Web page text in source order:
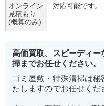
オンライン
見積もり
(概算のみ)
対応可能です。
高価買取、スピーディ
掃までお任せください。
ゴミ屋敷・特殊清掃は
たしますのでお任せくだ